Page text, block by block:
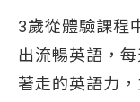
3歲從體驗課程
出流暢英語，
著走的英語力